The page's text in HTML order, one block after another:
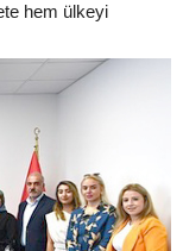
hem ülkeyi